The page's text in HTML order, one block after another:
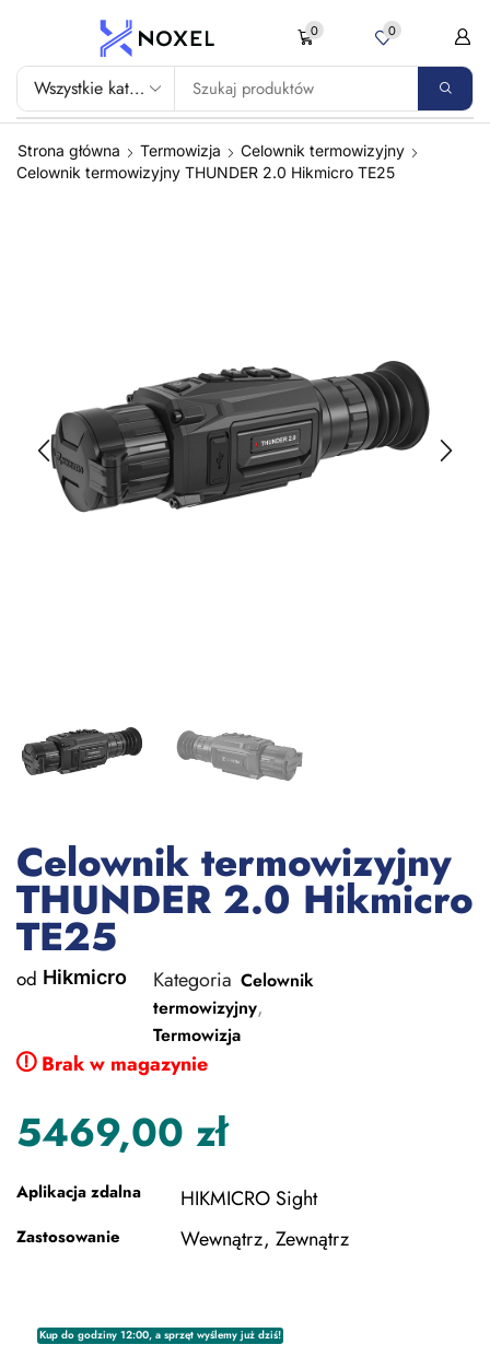
0 0
Strona główna Termowizja
Celownik termowizyjny
Celownik termowizyjny THUNDER 2.0 Hikmicro TE25
Celownik termowizyjny
THUNDER 2.0 Hikmicro
TE25
od Hikmicro Kategoria Celownik
termowizyjny,
Termowizja
Brak w magazynie
5469,00 zł
Aplikacja zdalna HIKMICRO Sight
Zastosowanie Wewnątrz, Zewnątrz
Kup do godziny 12:00, a sprzęt wyślemy już dziś!